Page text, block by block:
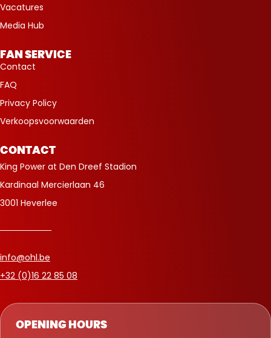
OPENING HOURS
Vacatures
Media Hub
FAN SERVICE
Contact
FAQ
Privacy Policy
Verkoopsvoorwaarden
CONTACT
King Power at Den Dreef Stadion
Kardinaal Mercierlaan 46
3001 Heverlee
info@ohl.be
+32 (0)16 22 85 08